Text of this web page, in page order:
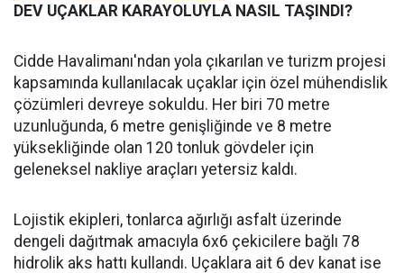
DEV UÇAKLAR KARAYOLUYLA NASIL TAŞINDI?
Cidde Havalimanı'ndan yola çıkarılan ve turizm projesi
kapsamında kullanılacak uçaklar için özel mühendislik
çözümleri devreye sokuldu. Her biri 70 metre
uzunluğunda, 6 metre genişliğinde ve 8 metre
yüksekliğinde olan 120 tonluk gövdeler için
geleneksel nakliye araçları yetersiz kaldı.
Lojistik ekipleri, tonlarca ağırlığı asfalt üzerinde
dengeli dağıtmak amacıyla 6x6 çekicilere bağlı 78
hidrolik aks hattı kullandı. Uçaklara ait 6 dev kanat ise